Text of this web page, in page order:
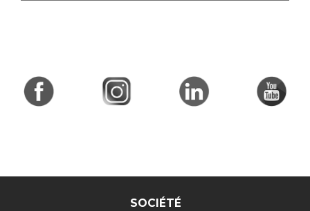
SOCIÉTÉ